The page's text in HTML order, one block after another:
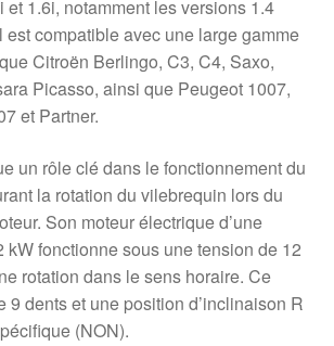
et 1.6i, notamment les versions 1.4
est compatible avec une large gamme
Citroën Berlingo, C3, C4, Saxo,
Picasso, ainsi que Peugeot 1007,
et Partner.
un rôle clé dans le fonctionnement du
la rotation du vilebrequin lors du
Son moteur électrique d’une
kW fonctionne sous une tension de 12
rotation dans le sens horaire. Ce
9 dents et une position d’inclinaison R
(NON).